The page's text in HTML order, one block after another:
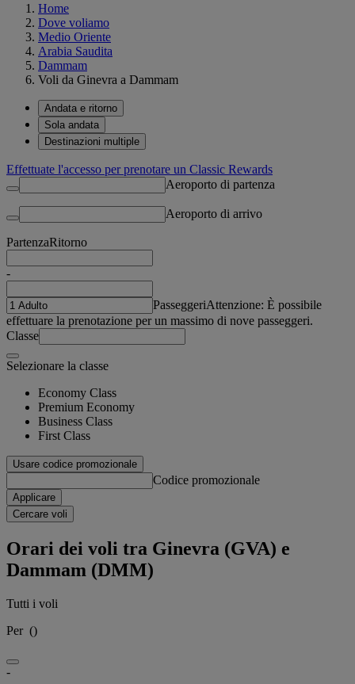
Home
Dove voliamo
Medio Oriente
Arabia Saudita
Dammam
Voli da Ginevra a Dammam
Andata e ritorno
Sola andata
Destinazioni multiple
Effettuate l'accesso per prenotare un Classic Rewards
Aeroporto di partenza
Aeroporto di arrivo
PartenzaRitorno
-
PasseggeriAttenzione: È possibile
effettuare la prenotazione per un massimo di nove passeggeri.
Classe
Selezionare la classe
Economy Class
Premium Economy
Business Class
First Class
Usare codice promozionale
Codice promozionale
Applicare
Cercare voli
Orari dei voli tra Ginevra (GVA) e
Dammam (DMM)
Tutti i voli
Per ()
-